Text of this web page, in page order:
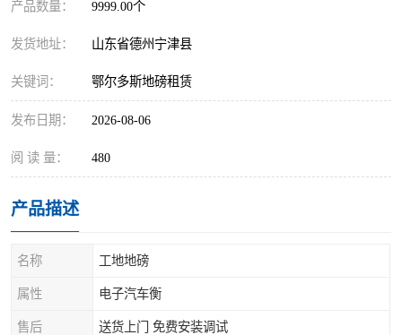
产品数量： 9999.00个
发货地址： 山东省德州宁津县
关键词： 鄂尔多斯地磅租赁
发布日期： 2026-08-06
阅 读 量： 480
产品描述
名称 工地地磅
属性 电子汽车衡
售后 送货上门 免费安装调试